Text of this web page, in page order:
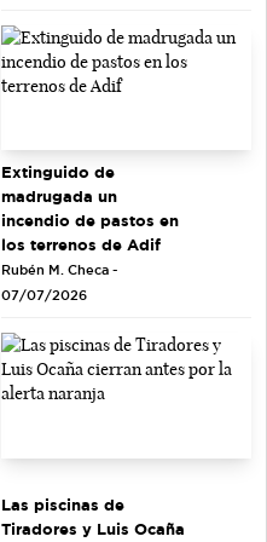
Extinguido de
madrugada un
incendio de pastos en
los terrenos de Adif
Rubén M. Checa -
07/07/2026
Las piscinas de
Tiradores y Luis Ocaña